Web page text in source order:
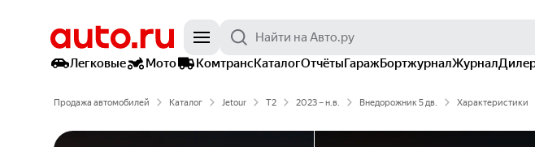
Легковые
Мото КомтрансКаталогОтчётыГаражБортжурналЖурнал
Продажа автомобилей Каталог Jetour T2 2023 – н.в. Внедорожник 5 дв. Характеристики